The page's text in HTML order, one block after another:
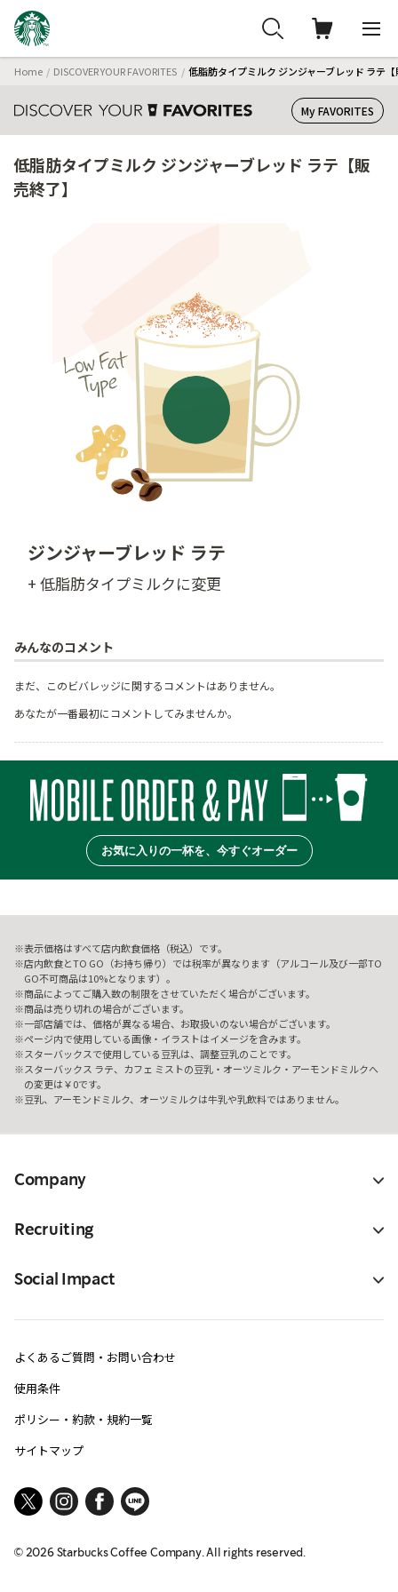
Home DISCOVER YOUR FAVORITES 低脂肪タイプミルク ジンジャーブレッド ラテ
My FAVORITES
低脂肪タイプミルク ジンジャーブレッド ラテ【販
売終了】
ジンジャーブレッド ラテ
+ 低脂肪タイプミルクに変更
みんなのコメント
まだ、このビバレッジに関するコメントはありません。
あなたが一番最初にコメントしてみませんか。
お気に入りの一杯を、今すぐオーダー
表示価格はすべて店内飲食価格（税込）です。
店内飲食とTO GO（お持ち帰り）では税率が異なります（アルコール及び一部TO
GO不可商品は10%となります）。
商品によってご購入数の制限をさせていただく場合がございます。
商品は売り切れの場合がございます。
一部店舗では、価格が異なる場合、お取扱いのない場合がございます。
ページ内で使用している画像・イラストはイメージを含みます。
スターバックスで使用している豆乳は、調整豆乳のことです。
スターバックス ラテ、カフェ ミストの豆乳・オーツミルク・アーモンドミルクへ
の変更は￥0です。
豆乳、アーモンドミルク、オーツミルクは牛乳や乳飲料ではありません。
Company
Recruiting
Social Impact
よくあるご質問・お問い合わせ
使用条件
ポリシー・約款・規約一覧
サイトマップ
© 2026Starbucks Coffee Company. All rights reserved.